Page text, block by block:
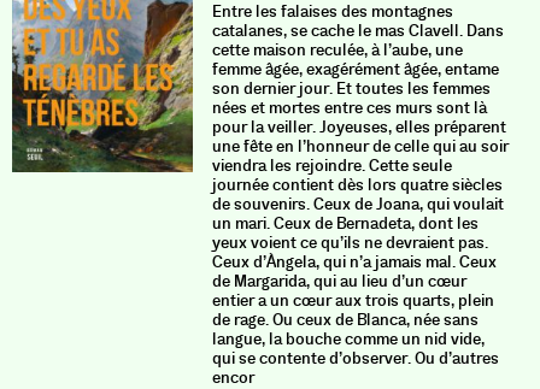
Entre les falaises des montagnes
catalanes, se cache le mas Clavell. Dans
cette maison reculée, à l’aube, une
femme âgée, exagérément âgée, entame
son dernier jour. Et toutes les femmes
nées et mortes entre ces murs sont là
pour la veiller. Joyeuses, elles préparent
une fête en l’honneur de celle qui au soir
viendra les rejoindre. Cette seule
journée contient dès lors quatre siècles
de souvenirs. Ceux de Joana, qui voulait
un mari. Ceux de Bernadeta, dont les
yeux voient ce qu’ils ne devraient pas.
Ceux d’Àngela, qui n’a jamais mal. Ceux
de Margarida, qui au lieu d’un cœur
entier a un cœur aux trois quarts, plein
de rage. Ou ceux de Blanca, née sans
langue, la bouche comme un nid vide,
qui se contente d’observer. Ou d’autres
encor